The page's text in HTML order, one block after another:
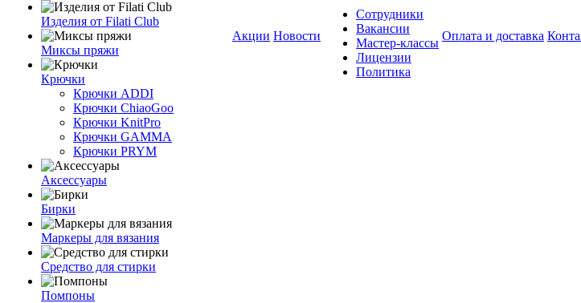
Изделия от Filati Club
Миксы пряжи
Крючки
Крючки ADDI
Крючки ChiaoGoo
Крючки KnitPro
Крючки GAMMA
Крючки PRYM
Аксессуары
Бирки
Маркеры для вязания
Средство для стирки
Помпоны
Акции Новости
Сотрудники
Вакансии
Мастер-классы
Лицензии
Политика
Оплата и доставка